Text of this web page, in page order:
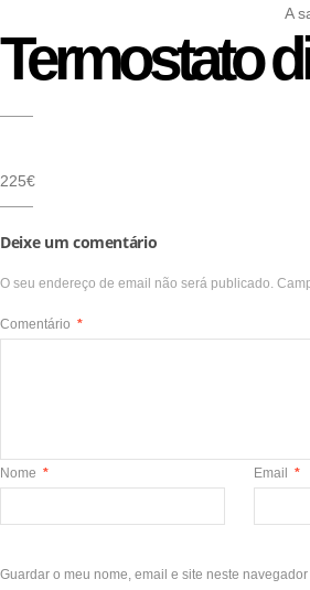
A
Termostato
225€
Deixe um comentário
O seu endereço de email não será publicado.
Comentário *
Nome * Email *
Guardar o meu nome, email e site neste